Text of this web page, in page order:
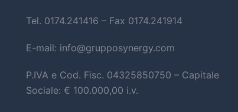
Tel. 0174.241416 – Fax 0174.241914
E-mail: info@grupposynergy.com
P.IVA e Cod. Fisc. 04325850750 – Capitale
Sociale: € 100.000,00 i.v.